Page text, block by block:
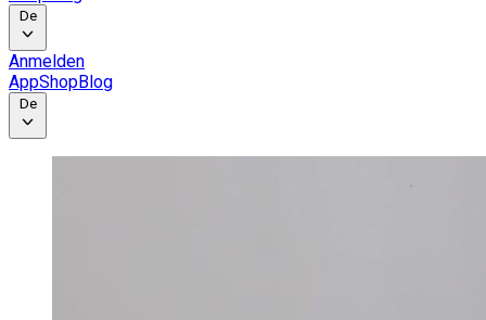
De
Anmelden
AppShopBlog
De